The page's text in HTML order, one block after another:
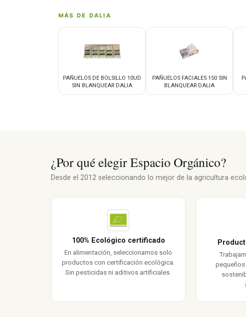
MÁS DE DALIA
PAÑUELOS DE BOLSILLO 10UD
SIN BLANQUEAR DALIA
PAÑUELOS FACIALES 150 SIN
BLANQUEAR DALIA
¿Por qué elegir Espacio Orgánico?
Desde el 2012 seleccionando lo mejor de la agricultura
100% Ecológico certificado
En alimentación, seleccionamos solo
productos con certificación ecológica.
Sin pesticidas ni aditivos artificiales.